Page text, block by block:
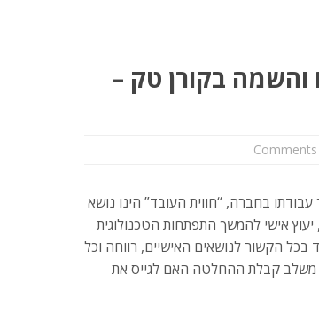
והשמה בקורן טק –
עבודתו בחברה, “חווית העובד” הינו נושא
יעוץ אישי להמשך התפתחות הטכנולוגית
הקשור לנושאים האישיים, רווחה וכל
משלב קבלת ההחלטה האם לגייס את